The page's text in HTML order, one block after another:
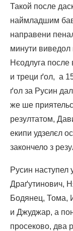
Такой после
наймладшим
направени
минути виведол
Нєодлуга после
и треци ґол, а
ґол за Русин
же ше
резултатом,
екипи удзелєл
закончело з
Русин наступел
Драґутинович,
Бодянец, Тома,
и Джуджар, а
просеково, два